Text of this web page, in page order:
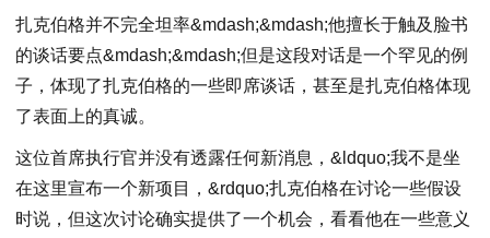
扎克伯格并不完全坦率&mdash;&mdash;他擅长于触及脸书
的谈话要点&mdash;&mdash;但是这段对话是一个罕见的例
子，体现了扎克伯格的一些即席谈话，甚至是扎克伯格体现
了表面上的真诚。
这位首席执行官并没有透露任何新消息，&ldquo;我不是坐
在这里宣布一个新项目，&rdquo;扎克伯格在讨论一些假设
时说，但这次讨论确实提供了一个机会，看看他在一些意义